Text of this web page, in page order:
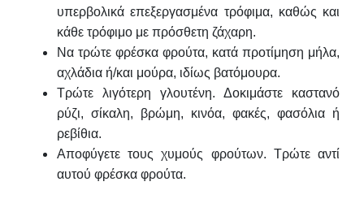
υπερβολικά επεξεργασμένα τρόφιμα, καθώς και
κάθε τρόφιμο με πρόσθετη ζάχαρη.
Να τρώτε φρέσκα φρούτα, κατά προτίμηση μήλα,
αχλάδια ή/και μούρα, ιδίως βατόμουρα.
Τρώτε λιγότερη γλουτένη. Δοκιμάστε καστανό
ρύζι, σίκαλη, βρώμη, κινόα, φακές, φασόλια ή
ρεβίθια.
Αποφύγετε τους χυμούς φρούτων. Τρώτε αντί
αυτού φρέσκα φρούτα.